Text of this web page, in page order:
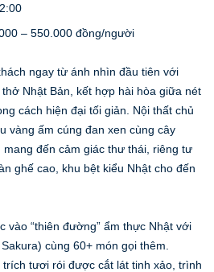
– 550.000 đồng/người
ngay từ ánh nhìn đầu tiên với
Nhật Bản, kết hợp hài hòa giữa nét
cách hiện đại tối giản. Nội thất chủ
vàng ấm cúng đan xen cùng cây
đến cảm giác thư thái, riêng tư
ghế cao, khu bệt kiểu Nhật cho đến
vào “thiên đường” ẩm thực Nhật với
cùng 60+ món gọi thêm.
tươi rói được cắt lát tinh xảo, trình